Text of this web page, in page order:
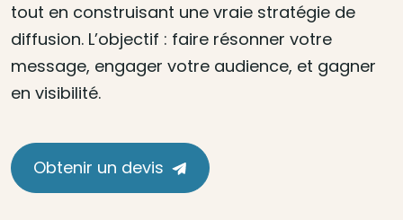
tout en construisant une vraie stratégie de
diffusion. L’objectif : faire résonner votre
message, engager votre audience, et gagner
en visibilité.
Obtenir un devis